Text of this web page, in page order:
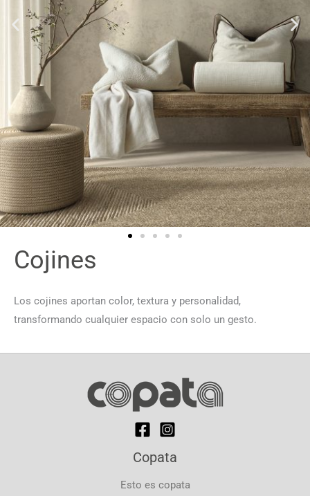
Cojines
Los cojines aportan color, textura y personalidad,
transformando cualquier espacio con solo un gesto.
Copata
Esto es copata